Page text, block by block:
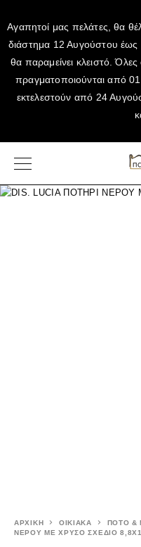
Αγαπητοί μας πελάτες, θα
διάστημα 12 Αυγούστου
θα παραμείνει κλειστό.
πραγματοποιούνται από 01
εκτελεστούν από 24
ΑΡΧΙΚΉ ΟΙΚΙΑΚΑ ΠΟΤΟ &
ΝΕΡΟΥ ΜΕ ΧΡΥΣΟ ΣΧΕΔΙΟ